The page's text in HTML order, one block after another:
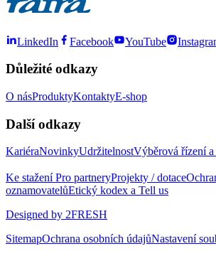
LinkedIn Facebook YouTube
Důležité odkazy
O násProduktyKontaktyE-shop
Další odkazy
KariéraNovinkyUdržitelnostVýběrová řízení a
Ke staženíPro partneryProjekty / dotace
oznamovatelůEtický kodex a Tell us
Designed by 2FRESH
SitemapOchrana osobních údajůNastavení